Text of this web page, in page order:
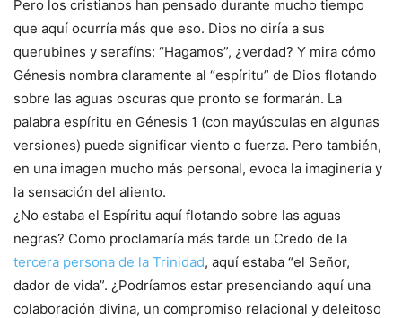
Pero los cristianos han pensado durante mucho tiempo
que aquí ocurría más que eso. Dios no diría a sus
querubines y serafíns: “Hagamos”, ¿verdad? Y mira cómo
Génesis nombra claramente al “espíritu” de Dios flotando
sobre las aguas oscuras que pronto se formarán. La
palabra espíritu en Génesis 1 (con mayúsculas en algunas
versiones) puede significar viento o fuerza. Pero también,
en una imagen mucho más personal, evoca la imaginería y
la sensación del aliento.
¿No estaba el Espíritu aquí flotando sobre las aguas
negras? Como proclamaría más tarde un Credo de la
tercera persona de la Trinidad, aquí estaba “el Señor,
dador de vida”. ¿Podríamos estar presenciando aquí una
colaboración divina, un compromiso relacional y deleitoso